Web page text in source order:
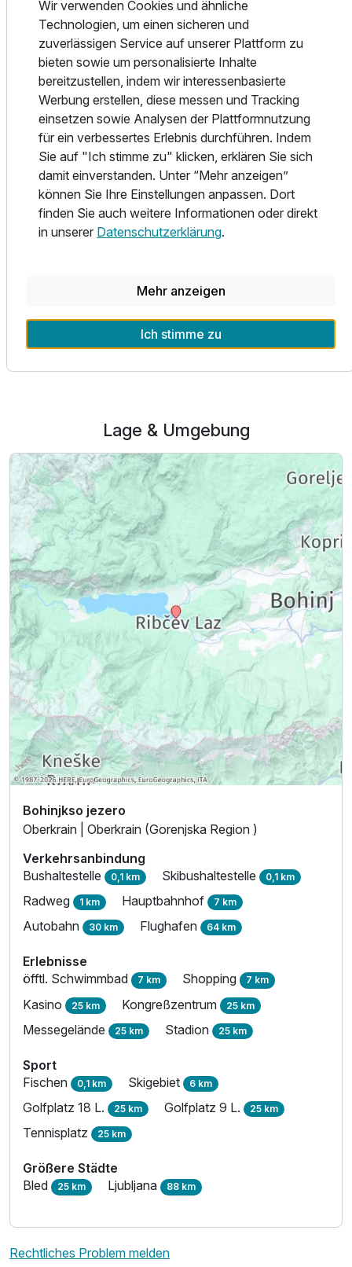
Sitzbereich.
Den Gästen stehen komfortabel eingerichtete Zimmer, ein
Wellnessbereich mit Hallenbad, einem Fitnesscenter, zwei
finnischen Saunen, Massagen sowie gemütlichen
Terrassen zum Entspannen zur Verfügung. Für kulinarische
Erlebnisse erwarten Sie zwei Restaurants mit großzügigen,
überdachten Terrassen - das Buffet‑Restaurant Vrtovin
und das à‑la‑carte‑Restaurant Zlatovčica und ein Café.
Die Verbindung aus alpiner Natur, Seeidylle und moderner
Hotelausstattung macht das Hotel Jezero zu einem idealen
Ort für Erholung und Aktivurlaub zugleich. Perfekt für
Tagesausflüge, nur etwa 27 km bis zum idyllischen Ort
Alle Infos zum Hotel Jezero
Lage & Umgebung
Bohinjkso jezero
Oberkrain | Oberkrain (Gorenjska Region )
Verkehrsanbindung
Bushaltestelle 0,1 km Skibushaltestelle 0,1 km
Radweg 1 km Hauptbahnhof 7 km
Autobahn 30 km Flughafen 64 km
Erlebnisse
öfftl. Schwimmbad 7 km Shopping 7 km
Kasino 25 km Kongreßzentrum 25 km
Messegelände 25 km Stadion 25 km
Sport
Fischen 0,1 km Skigebiet 6 km
Golfplatz 18 L. 25 km Golfplatz 9 L. 25 km
Tennisplatz 25 km
Größere Städte
Bled 25 km Ljubljana 88 km
Rechtliches Problem melden
Wir verwenden Cookies und ähnliche
Technologien, um einen sicheren und
zuverlässigen Service auf unserer Plattform zu
bieten sowie um personalisierte Inhalte
bereitzustellen, indem wir interessenbasierte
Werbung erstellen, diese messen und Tracking
einsetzen sowie Analysen der Plattformnutzung
für ein verbessertes Erlebnis durchführen. Indem
Sie auf "Ich stimme zu" klicken, erklären Sie sich
damit einverstanden. Unter “Mehr anzeigen”
können Sie Ihre Einstellungen anpassen. Dort
finden Sie auch weitere Informationen oder direkt
in unserer Datenschutzerklärung.
Mehr anzeigen
Ich stimme zu